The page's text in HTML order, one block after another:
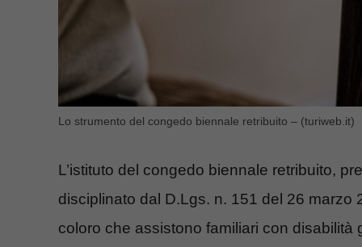
Lo strumento del congedo biennale retribuito – (turiweb.it)
L’istituto del congedo biennale retribuito,
disciplinato dal D.Lgs. n. 151 del 26 marzo
coloro che assistono familiari con disabilità